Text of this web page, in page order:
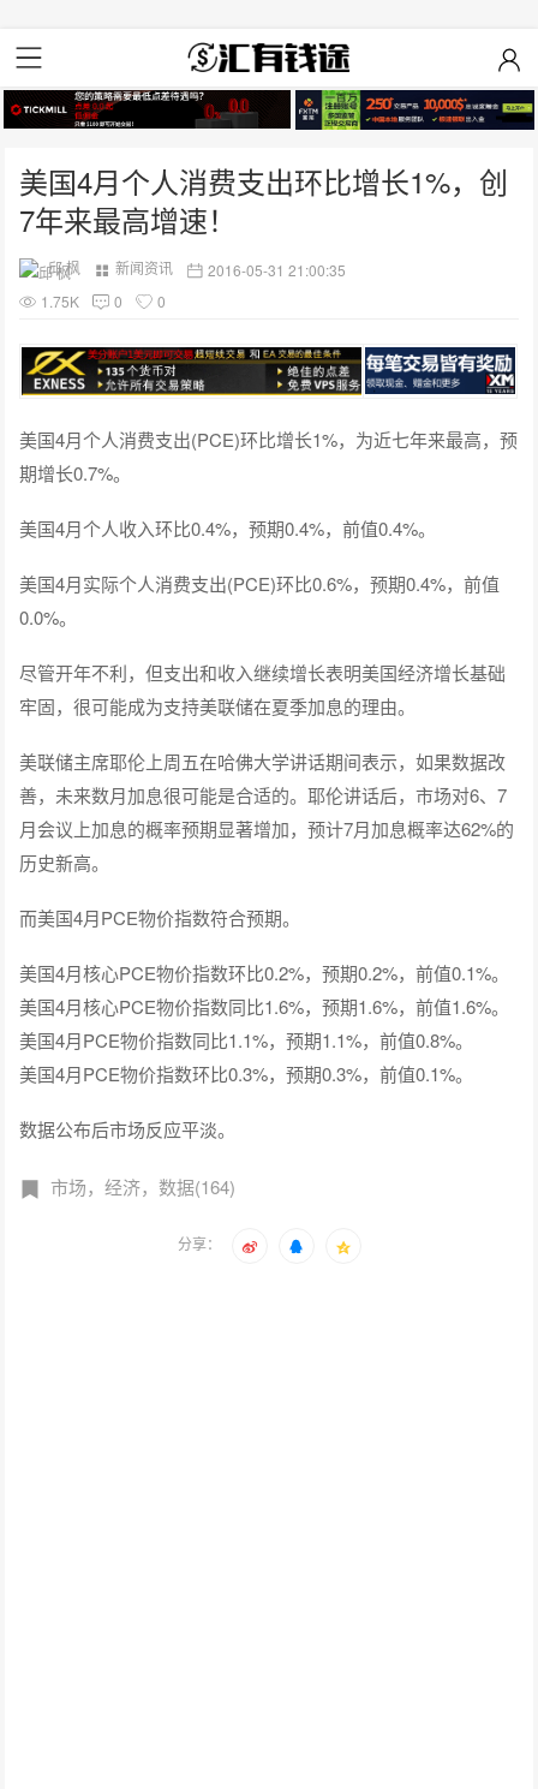
美国4月个人消费支出环比增长1%，创
7年来最高增速！
邱 枫 新闻资讯
2016-05-31 21:00:35
1.75K
0 0
美国4月个人消费支出(PCE)环比增长1%，为近七年来最高，预
期增长0.7%。
美国4月个人收入环比0.4%，预期0.4%，前值0.4%。
美国4月实际个人消费支出(PCE)环比0.6%，预期0.4%，前值
0.0%。
尽管开年不利，但支出和收入继续增长表明美国经济增长基础
牢固，很可能成为支持美联储在夏季加息的理由。
美联储主席耶伦上周五在哈佛大学讲话期间表示，如果数据改
善，未来数月加息很可能是合适的。耶伦讲话后，市场对6、7
月会议上加息的概率预期显著增加，预计7月加息概率达62%的
历史新高。
而美国4月PCE物价指数符合预期。
美国4月核心PCE物价指数环比0.2%，预期0.2%，前值0.1%。
美国4月核心PCE物价指数同比1.6%，预期1.6%，前值1.6%。
美国4月PCE物价指数同比1.1%，预期1.1%，前值0.8%。
美国4月PCE物价指数环比0.3%，预期0.3%，前值0.1%。
数据公布后市场反应平淡。
市场，经济，数据(164)
分享：